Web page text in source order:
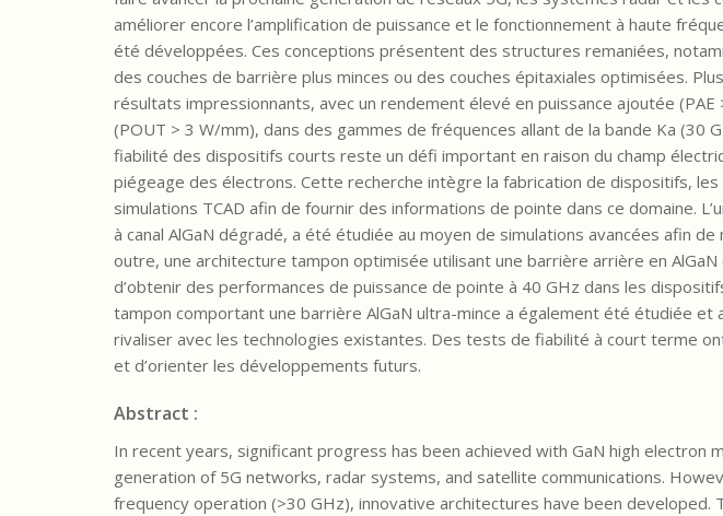
améliorer encore l’amplification de puissance et le fonctionnement à haute
été développées. Ces conceptions présentent des structures remaniées,
des couches de barrière plus minces ou des couches épitaxiales optimisées.
résultats impressionnants, avec un rendement élevé en puissance ajoutée
(POUT > 3 W/mm), dans des gammes de fréquences allant de la bande Ka (30
fiabilité des dispositifs courts reste un défi important en raison du champ
piégeage des électrons. Cette recherche intègre la fabrication de dispositifs,
simulations TCAD afin de fournir des informations de pointe dans ce domaine.
à canal AlGaN dégradé, a été étudiée au moyen de simulations avancées afin
outre, une architecture tampon optimisée utilisant une barrière arrière en
d’obtenir des performances de puissance de pointe à 40 GHz dans les
tampon comportant une barrière AlGaN ultra-mince a également été étudiée
rivaliser avec les technologies existantes. Des tests de fiabilité à court terme
et d’orienter les développements futurs.
Abstract :
In recent years, significant progress has been achieved with GaN high electron
generation of 5G networks, radar systems, and satellite communications.
frequency operation (>30 GHz), innovative architectures have been